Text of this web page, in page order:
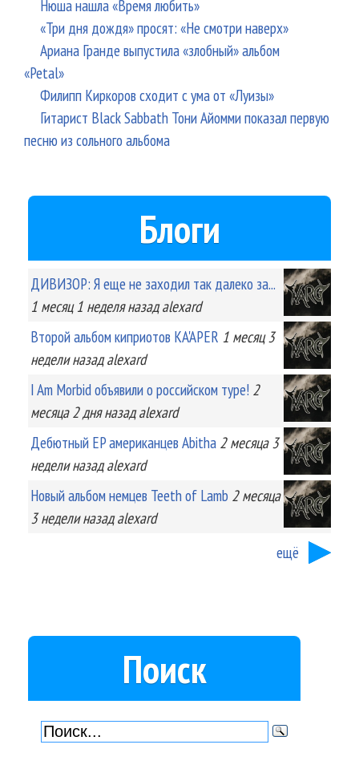
Нюша нашла «Время любить»
«Три дня дождя» просят: «Не смотри наверх»
Ариана Гранде выпустила «злобный» альбом
«Petal»
Филипп Киркоров сходит с ума от «Луизы»
Гитарист Black Sabbath Тони Айомми показал первую
песню из сольного альбома
Блоги
ДИВИЗОР: Я еще не заходил так далеко за...
1 месяц 1 неделяназад alexard
Второй альбом киприотов KA'APER 1 месяц 3
неделиназад alexard
I Am Morbid объявили о российском туре! 2
месяца 2 дняназад alexard
Дебютный EP американцев Abitha 2 месяца 3
неделиназад alexard
Новый альбом немцев Teeth of Lamb 2 месяца
3 неделиназад alexard
ещё
Поиск